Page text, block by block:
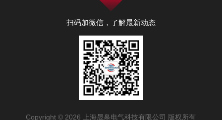
扫码加微信，了解最新动态
Copyright © 2026 上海晟皋电气科技有限公司 版权所有